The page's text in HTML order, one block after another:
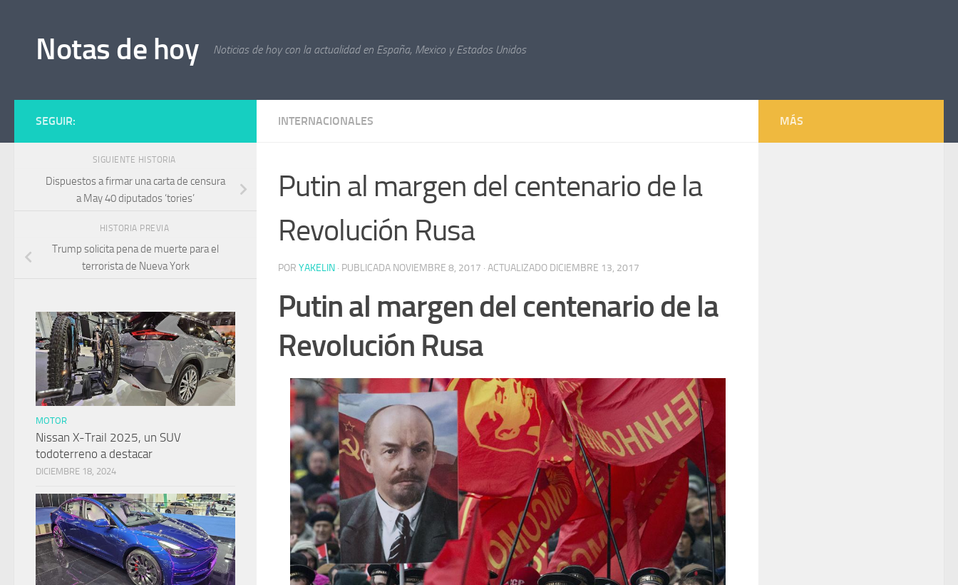
Notas de hoy Noticias de hoy con la actualidad en España, Mexico y Estados Unidos
INTERNACIONALES
Putin al margen del centenario de la
Revolución Rusa
POR YAKELIN · PUBLICADA NOVIEMBRE 8, 2017 · ACTUALIZADO DICIEMBRE 13, 2017
Putin al margen del centenario de la
Revolución Rusa
SEGUIR:
SIGUIENTE HISTORIA
Dispuestos a firmar una carta de censura
a May 40 diputados ‘tories’
HISTORIA PREVIA
Trump solicita pena de muerte para el
terrorista de Nueva York
MOTOR
Nissan X-Trail 2025, un SUV
todoterreno a destacar
DICIEMBRE 18, 2024
MÁS